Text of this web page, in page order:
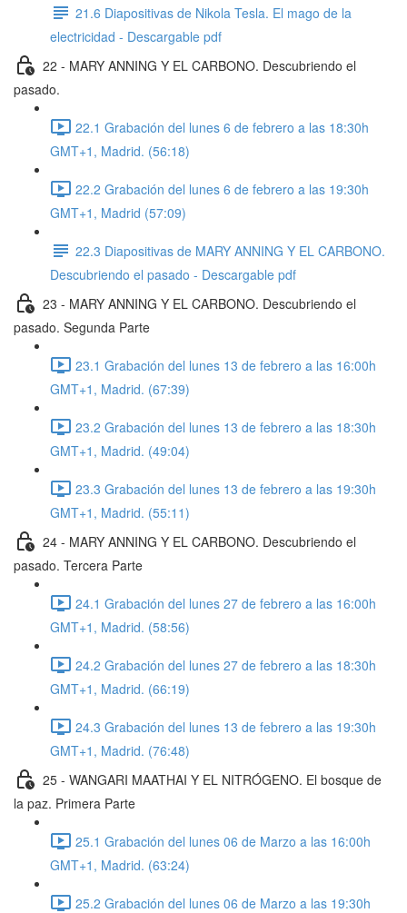
21.6 Diapositivas de Nikola Tesla. El mago de la
electricidad - Descargable pdf
22 - MARY ANNING Y EL CARBONO. Descubriendo el
pasado.
22.1 Grabación del lunes 6 de febrero a las 18:30h
GMT+1, Madrid. (56:18)
22.2 Grabación del lunes 6 de febrero a las 19:30h
GMT+1, Madrid (57:09)
22.3 Diapositivas de MARY ANNING Y EL CARBONO.
Descubriendo el pasado - Descargable pdf
23 - MARY ANNING Y EL CARBONO. Descubriendo el
pasado. Segunda Parte
23.1 Grabación del lunes 13 de febrero a las 16:00h
GMT+1, Madrid. (67:39)
23.2 Grabación del lunes 13 de febrero a las 18:30h
GMT+1, Madrid. (49:04)
23.3 Grabación del lunes 13 de febrero a las 19:30h
GMT+1, Madrid. (55:11)
24 - MARY ANNING Y EL CARBONO. Descubriendo el
pasado. Tercera Parte
24.1 Grabación del lunes 27 de febrero a las 16:00h
GMT+1, Madrid. (58:56)
24.2 Grabación del lunes 27 de febrero a las 18:30h
GMT+1, Madrid. (66:19)
24.3 Grabación del lunes 13 de febrero a las 19:30h
GMT+1, Madrid. (76:48)
25 - WANGARI MAATHAI Y EL NITRÓGENO. El bosque de
la paz. Primera Parte
25.1 Grabación del lunes 06 de Marzo a las 16:00h
GMT+1, Madrid. (63:24)
25.2 Grabación del lunes 06 de Marzo a las 19:30h